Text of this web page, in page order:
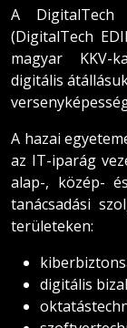
A
(DigitalTech
magyar KKV-
digitális
A hazai
az IT-iparág
alap-, közép-
tanácsadási
területeken:
digitális